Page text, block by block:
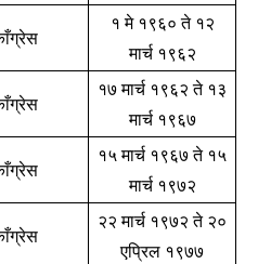
१ मे १९६० ते १२
मार्च १९६२
१७ मार्च १९६२ ते १३
मार्च १९६७
१५ मार्च १९६७ ते १५
मार्च १९७२
२२ मार्च १९७२ ते २०
एप्रिल १९७७